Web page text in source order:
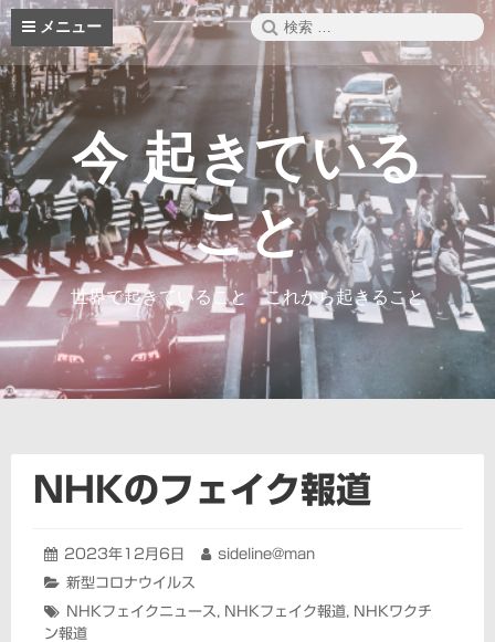
コ
ン
テ
ン
ツ
へ
ス
キ
ッ
プ
メニュー
検
索:
今 起きている
こと
世界で起きていること これから起きること
NHKのフェイク報道
投
稿
2023年12月6日
2023
年
月
投
sideline@man
カ
テ
ゴ
新型コロナウイルス
タ
グ:
NHKフェイクニュース , NHKフェイク報道, NHKワクチ
ン報道